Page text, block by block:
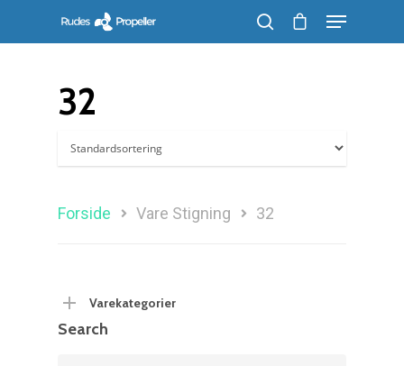
Søg efter et produkt, og tryk på enter
32
Forside Vare Stigning 32
Varekategorier
Search